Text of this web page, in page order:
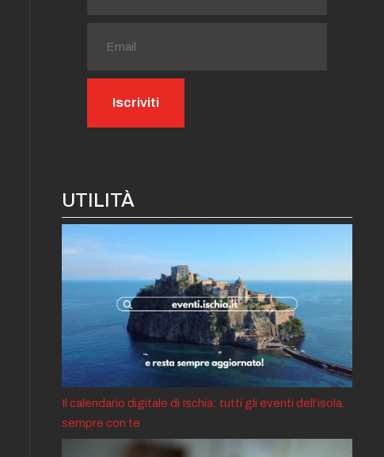
UTILITÀ
Il calendario digitale di Ischia: tutti gli eventi dell’isola,
sempre con te